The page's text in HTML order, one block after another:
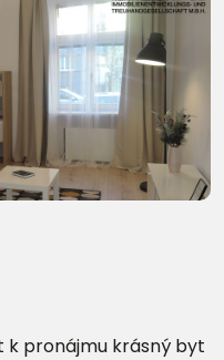
(23)
k pronájmu krásný byt